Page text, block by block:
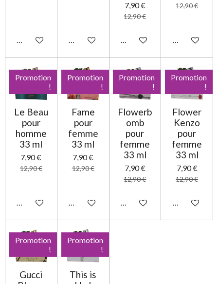
Ajouter au panier Ajouter au panier
7,90 €
12,90 €
Ajouter au panier
12,90 €
Ajouter au
Promotion
!
Le Beau
pour
homme
33 ml
7,90 €
12,90 €
Ajouter au panier
Promotion
!
Fame
pour
femme
33 ml
7,90 €
12,90 €
Ajouter au panier
Promotion
!
Flowerb
omb
pour
femme
33 ml
7,90 €
12,90 €
Ajouter au panier
Promotion
!
Flower
Kenzo
pour
femme
33 ml
7,90 €
12,90 €
Ajouter au
Promotion
!
Gucci
Promotion
!
This is